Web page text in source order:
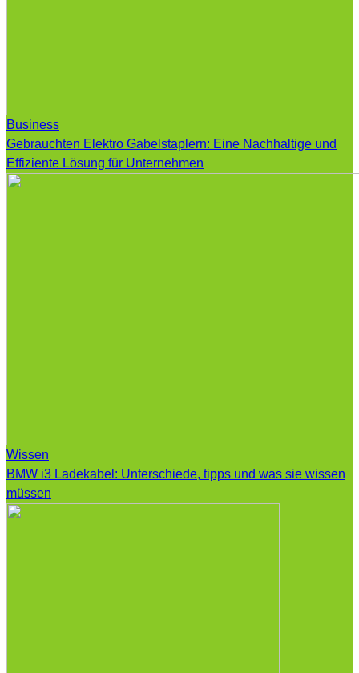
Business
Gebrauchten Elektro Gabelstaplern: Eine Nachhaltige und
Effiziente Lösung für Unternehmen
Wissen
BMW i3 Ladekabel: Unterschiede, tipps und was sie wissen
müssen